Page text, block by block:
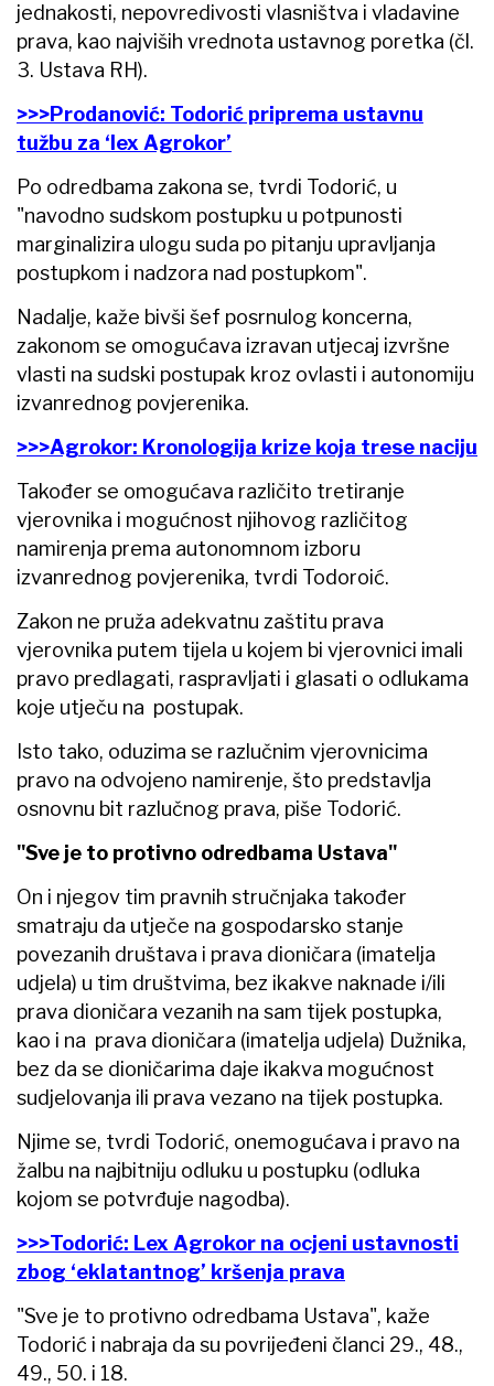
jednakosti, nepovredivosti vlasništva i vladavine
prava, kao najviših vrednota ustavnog poretka (čl.
3. Ustava RH).
>>>Prodanović: Todorić priprema ustavnu
tužbu za ‘lex Agrokor’
Po odredbama zakona se, tvrdi Todorić, u
"navodno sudskom postupku u potpunosti
marginalizira ulogu suda po pitanju upravljanja
postupkom i nadzora nad postupkom".
Nadalje, kaže bivši šef posrnulog koncerna,
zakonom se omogućava izravan utjecaj izvršne
vlasti na sudski postupak kroz ovlasti i autonomiju
izvanrednog povjerenika.
>>>Agrokor: Kronologija krize koja trese naciju
Također se omogućava različito tretiranje
vjerovnika i mogućnost njihovog različitog
namirenja prema autonomnom izboru
izvanrednog povjerenika, tvrdi Todoroić.
Zakon ne pruža adekvatnu zaštitu prava
vjerovnika putem tijela u kojem bi vjerovnici imali
pravo predlagati, raspravljati i glasati o odlukama
koje utječu na postupak.
Isto tako, oduzima se razlučnim vjerovnicima
pravo na odvojeno namirenje, što predstavlja
osnovnu bit razlučnog prava, piše Todorić.
"Sve je to protivno odredbama Ustava"
On i njegov tim pravnih stručnjaka također
smatraju da utječe na gospodarsko stanje
povezanih društava i prava dioničara (imatelja
udjela) u tim društvima, bez ikakve naknade i/ili
prava dioničara vezanih na sam tijek postupka,
kao i na prava dioničara (imatelja udjela) Dužnika,
bez da se dioničarima daje ikakva mogućnost
sudjelovanja ili prava vezano na tijek postupka.
Njime se, tvrdi Todorić, onemogućava i pravo na
žalbu na najbitniju odluku u postupku (odluka
kojom se potvrđuje nagodba).
>>>Todorić: Lex Agrokor na ocjeni ustavnosti
zbog ‘eklatantnog’ kršenja prava
"Sve je to protivno odredbama Ustava", kaže
Todorić i nabraja da su povrijeđeni članci 29., 48.,
49., 50. i 18.